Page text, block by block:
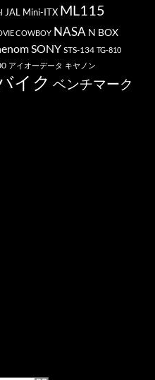
JAL Mini-ITX ML115
COWBOY NASA N BOX
SONY STS-134 TG-810
アイオーデータ キヤノン
イク ベンチマーク